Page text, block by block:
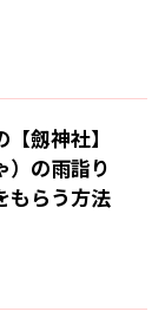
劔神社】
）の雨詣り
もらう方法